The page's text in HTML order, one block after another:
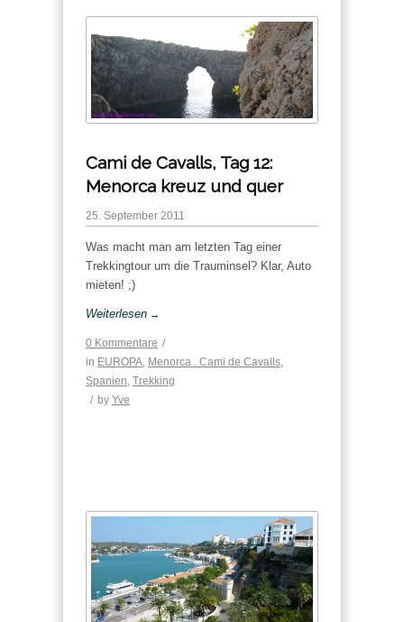
Cami de Cavalls, Tag 12:
Menorca kreuz und quer
25. September 2011
Was macht man am letzten Tag einer
Trekkingtour um die Trauminsel? Klar, Auto
mieten! ;)
Weiterlesen →
0 Kommentare /
in EUROPA, Menorca . Cami de Cavalls,
Spanien, Trekking
/ by Yve